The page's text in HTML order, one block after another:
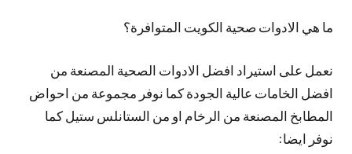
ما هي الادوات صحية الكويت المتوافرة؟
نعمل على استيراد افضل الادوات الصحية المصنعة من
افضل الخامات عالية الجودة كما نوفر مجموعة من احواض
المطابخ المصنعة من الرخام او من الستانلس ستيل كما
نوفر ايضا: